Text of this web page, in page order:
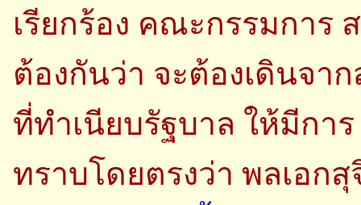
เรียกร้อง คณะกรรมการ
ต้องกันว่า จะต้องเดินจา
ที่ทำเนียบรัฐบาล ให้มีการ
ทราบโดยตรงว่า พลเอก